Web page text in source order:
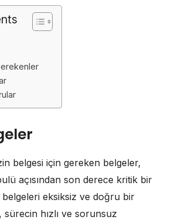
belgesi için gereken belgeler,
açısından son derece kritik bir
eksiksiz ve doğru bir
sürecin hızlı ve sorunsuz